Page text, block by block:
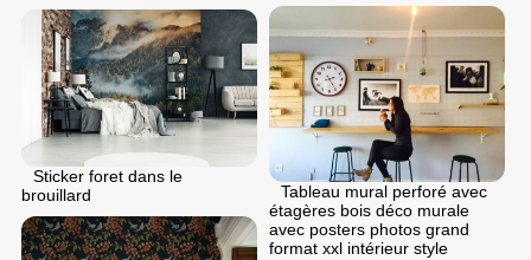
Tableau mural perforé avec
étagères bois déco murale
avec posters photos grand
format xxl intérieur style
Sticker foret dans le
brouillard